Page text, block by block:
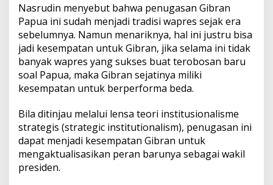
Nasrudin menyebut bahwa penugasan Gibran
Papua ini sudah menjadi tradisi wapres sejak era
sebelumnya. Namun menariknya, hal ini justru bisa
jadi kesempatan untuk Gibran, jika selama ini tidak
banyak wapres yang sukses buat terobosan baru
soal Papua, maka Gibran sejatinya miliki
kesempatan untuk berperforma beda.
Bila ditinjau melalui lensa teori institusionalisme
strategis (strategic institutionalism), penugasan ini
dapat menjadi kesempatan Gibran untuk
mengaktualisasikan peran barunya sebagai wakil
presiden.